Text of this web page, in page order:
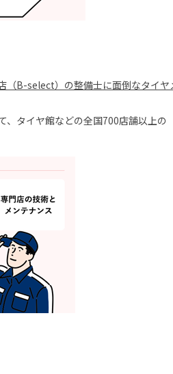
（B-select）の整備士に面倒なタイヤ
、タイヤ館などの全国700店舗以上の